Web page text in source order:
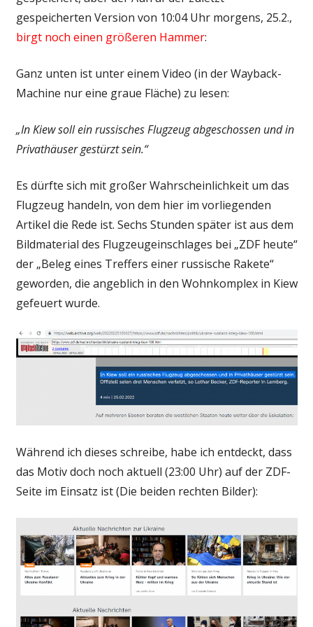
gespeicherten Version von 10:04 Uhr morgens, 25.2.,
birgt noch einen größeren Hammer:
Ganz unten ist unter einem Video (in der Wayback-
Machine nur eine graue Fläche) zu lesen:
„In Kiew soll ein russisches Flugzeug abgeschossen und in
Privathäuser gestürzt sein.“
Es dürfte sich mit großer Wahrscheinlichkeit um das
Flugzeug handeln, von dem hier im vorliegenden
Artikel die Rede ist. Sechs Stunden später ist aus dem
Bildmaterial des Flugzeugeinschlages bei „ZDF heute“
der „Beleg eines Treffers einer russische Rakete“
geworden, die angeblich in den Wohnkomplex in Kiew
gefeuert wurde.
Während ich dieses schreibe, habe ich entdeckt, dass
das Motiv doch noch aktuell (23:00 Uhr) auf der ZDF-
Seite im Einsatz ist (Die beiden rechten Bilder):